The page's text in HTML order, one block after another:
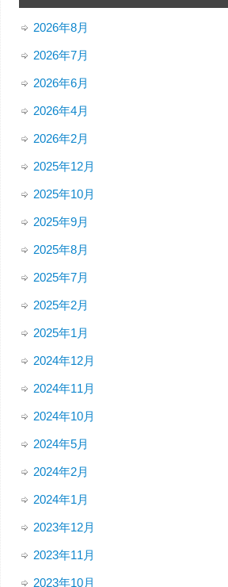
2026年8月
2026年7月
2026年6月
2026年4月
2026年2月
2025年12月
2025年10月
2025年9月
2025年8月
2025年7月
2025年2月
2025年1月
2024年12月
2024年11月
2024年10月
2024年5月
2024年2月
2024年1月
2023年12月
2023年11月
2023年10月